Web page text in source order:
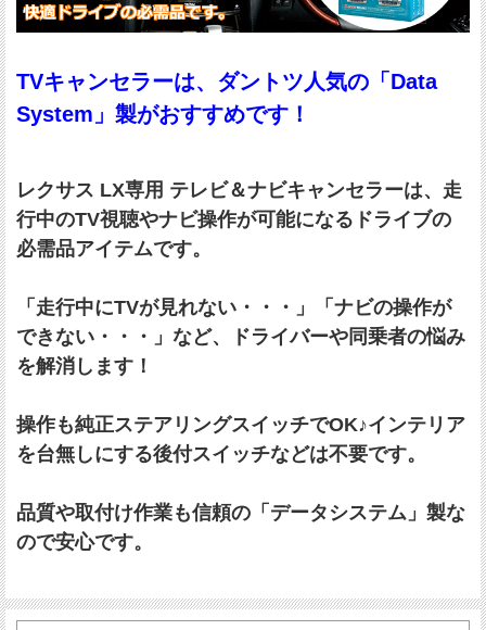
TVキャンセラーは、ダントツ人気の「Data
System」製がおすすめです！
レクサス LX専用 テレビ＆ナビキャンセラーは、走
行中のTV視聴やナビ操作が可能になるドライブの
必需品アイテムです。
「走行中にTVが見れない・・・」「ナビの操作が
できない・・・」など、ドライバーや同乗者の悩み
を解消します！
操作も純正ステアリングスイッチでOK♪インテリア
を台無しにする後付スイッチなどは不要です。
品質や取付け作業も信頼の「データシステム」製な
ので安心です。